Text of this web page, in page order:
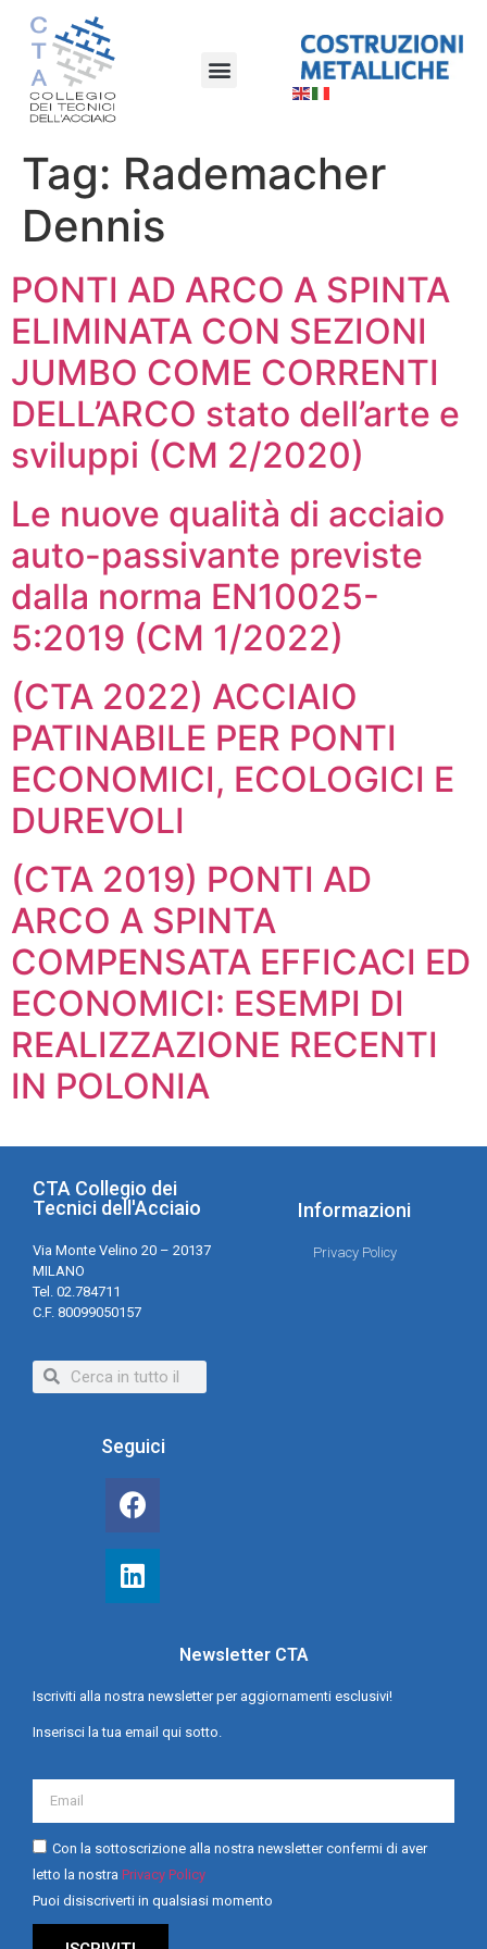
Tag: Rademacher
Dennis
PONTI AD ARCO A SPINTA
ELIMINATA CON SEZIONI
JUMBO COME CORRENTI
DELL’ARCO stato dell’arte e
sviluppi (CM 2/2020)
Le nuove qualità di acciaio
auto-passivante previste
dalla norma EN10025-
5:2019 (CM 1/2022)
(CTA 2022) ACCIAIO
PATINABILE PER PONTI
ECONOMICI, ECOLOGICI E
DUREVOLI
(CTA 2019) PONTI AD
ARCO A SPINTA
COMPENSATA EFFICACI ED
ECONOMICI: ESEMPI DI
REALIZZAZIONE RECENTI
IN POLONIA
CTA Collegio dei
Tecnici dell'Acciaio
Via Monte Velino 20 – 20137
MILANO
Tel. 02.784711
C.F. 80099050157
Informazioni
Privacy Policy
Seguici
Newsletter CTA
Iscriviti alla nostra newsletter per aggiornamenti esclusivi!
Inserisci la tua email qui sotto.
Con la sottoscrizione alla nostra newsletter confermi di aver
letto la nostra Privacy Policy
Puoi disiscriverti in qualsiasi momento